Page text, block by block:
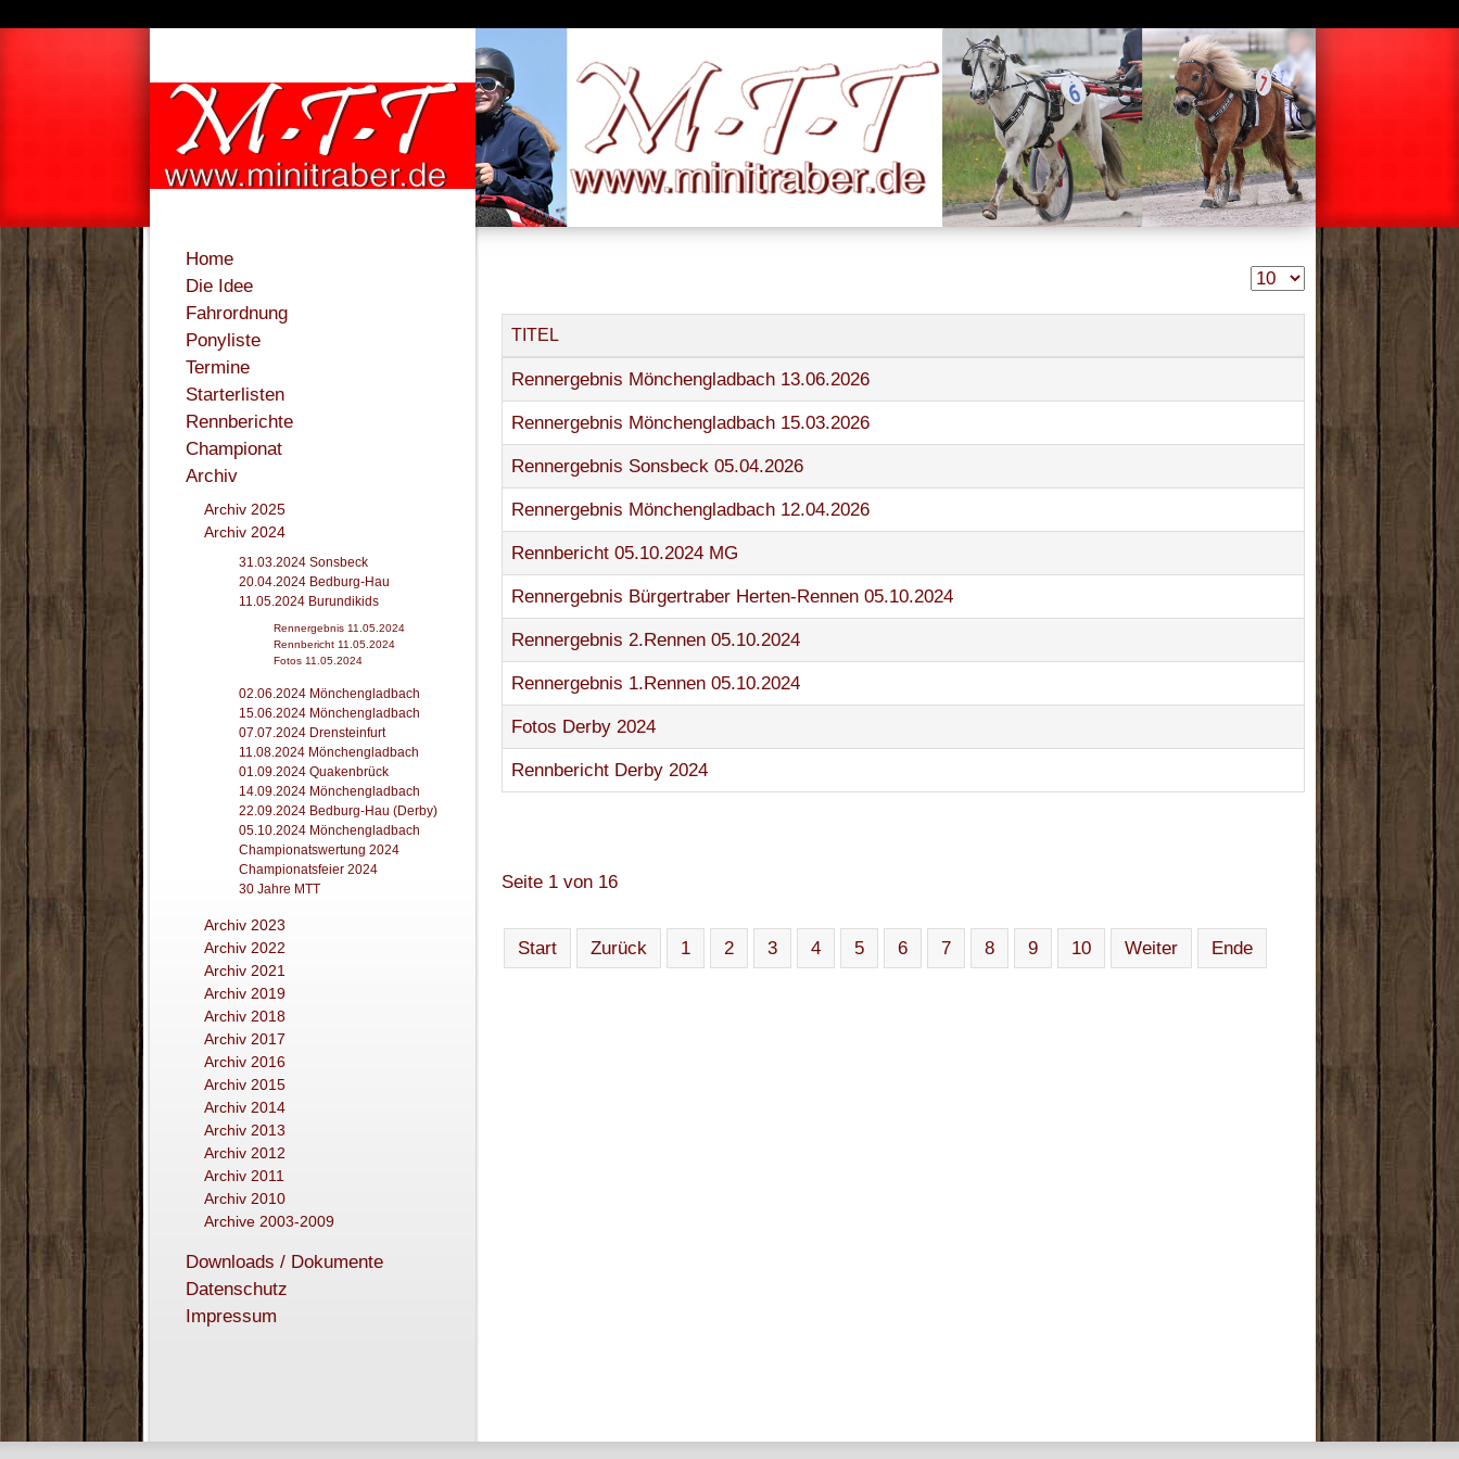
Home
Die Idee
Fahrordnung
Ponyliste
Termine
Starterlisten
Rennberichte
Championat
Archiv
Archiv 2025
Archiv 2024
31.03.2024 Sonsbeck
20.04.2024 Bedburg-Hau
11.05.2024 Burundikids
Rennergebnis 11.05.2024
Rennbericht 11.05.2024
Fotos 11.05.2024
02.06.2024 Mönchengladbach
15.06.2024 Mönchengladbach
07.07.2024 Drensteinfurt
11.08.2024 Mönchengladbach
01.09.2024 Quakenbrück
14.09.2024 Mönchengladbach
22.09.2024 Bedburg-Hau (Derby)
05.10.2024 Mönchengladbach
Championatswertung 2024
Championatsfeier 2024
30 Jahre MTT
Archiv 2023
Archiv 2022
Archiv 2021
Archiv 2019
Archiv 2018
Archiv 2017
Archiv 2016
Archiv 2015
Archiv 2014
Archiv 2013
Archiv 2012
Archiv 2011
Archiv 2010
Archive 2003-2009
Downloads / Dokumente
Datenschutz
Impressum
TITEL
Rennergebnis Mönchengladbach 13.06.2026
Rennergebnis Mönchengladbach 15.03.2026
Rennergebnis Sonsbeck 05.04.2026
Rennergebnis Mönchengladbach 12.04.2026
Rennbericht 05.10.2024 MG
Rennergebnis Bürgertraber Herten-Rennen 05.10.2024
Rennergebnis 2.Rennen 05.10.2024
Rennergebnis 1.Rennen 05.10.2024
Fotos Derby 2024
Rennbericht Derby 2024
Seite 1 von 16
Start Zurück 1 2 3 4 5 6 7 8 9 10 Weiter Ende